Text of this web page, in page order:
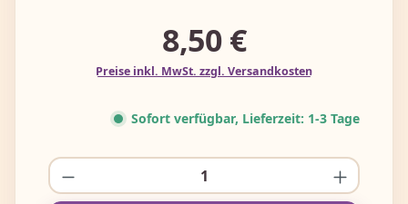
8,50 €
Preise inkl. MwSt. zzgl. Versandkosten
Sofort verfügbar, Lieferzeit: 1-3 Tage
Produkt Anzahl: Gib den